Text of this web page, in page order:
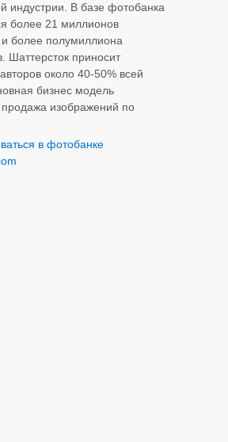
индустрии. В базе фотобанка
более 21 миллионов
более полумиллиона
Шаттерсток приносит
около 40-50% всей
бизнес модель
продажа изображений по
в фотобанке